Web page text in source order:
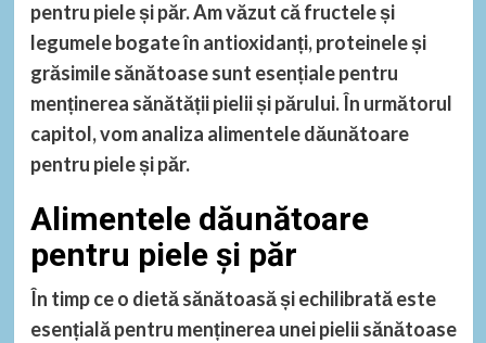
pentru piele și păr. Am văzut că fructele și
legumele bogate în antioxidanți, proteinele și
grăsimile sănătoase sunt esențiale pentru
menținerea sănătății pielii și părului. În următorul
capitol, vom analiza alimentele dăunătoare
pentru piele și păr.
Alimentele dăunătoare
pentru piele și păr
În timp ce o dietă sănătoasă și echilibrată este
esențială pentru menținerea unei pielii sănătoase